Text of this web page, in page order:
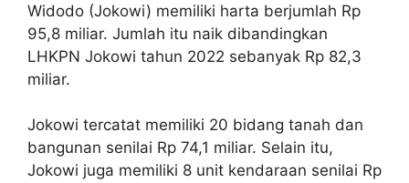
Widodo (Jokowi) memiliki harta berjumlah Rp
95,8 miliar. Jumlah itu naik dibandingkan
LHKPN Jokowi tahun 2022 sebanyak Rp 82,3
miliar.
Jokowi tercatat memiliki 20 bidang tanah dan
bangunan senilai Rp 74,1 miliar. Selain itu,
Jokowi juga memiliki 8 unit kendaraan senilai Rp